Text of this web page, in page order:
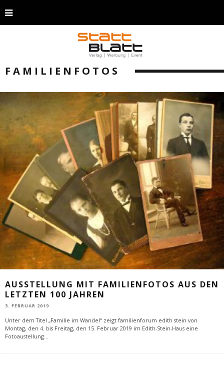
FAMILIENFOTOS
AUSSTELLUNG MIT FAMILIENFOTOS AUS DEN
LETZTEN 100 JAHREN
3. FEBRUAR 2019
Unter dem Titel „Familie im Wandel“ zeigt familienforum edith stein von
Montag, den 4. bis Freitag, den 15. Februar 2019 im Edith-Stein-Haus eine
Fotoaustellung...